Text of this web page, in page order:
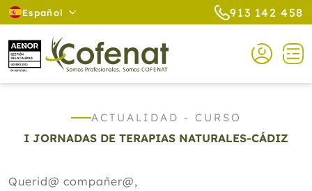
Español 913 142 458
ACTUALIDAD - CURSO
I JORNADAS DE TERAPIAS NATURALES-CÁDIZ
Querid@ compañer@,